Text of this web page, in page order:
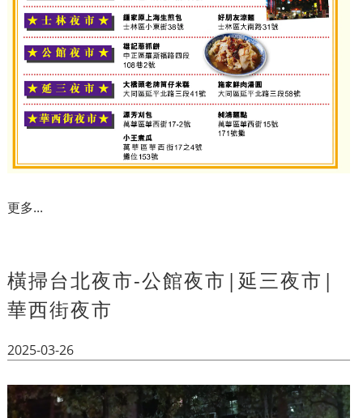
更多...
橫掃台北夜市-公館夜市|延三夜市|
華西街夜市
2025-03-26